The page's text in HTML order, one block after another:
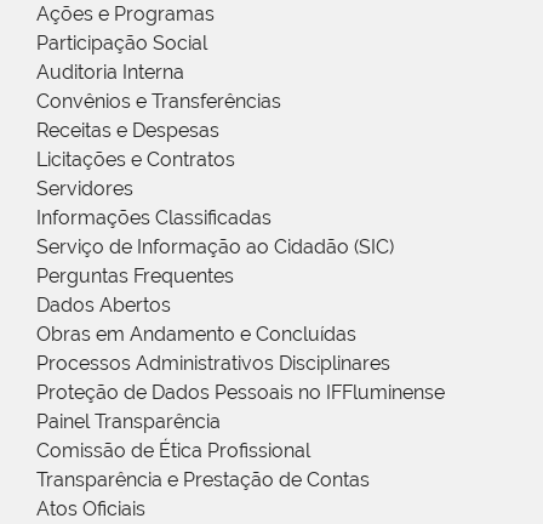
Ações e Programas
Participação Social
Auditoria Interna
Convênios e Transferências
Receitas e Despesas
Licitações e Contratos
Servidores
Informações Classificadas
Serviço de Informação ao Cidadão (SIC)
Perguntas Frequentes
Dados Abertos
Obras em Andamento e Concluídas
Processos Administrativos Disciplinares
Proteção de Dados Pessoais no IFFluminense
Painel Transparência
Comissão de Ética Profissional
Transparência e Prestação de Contas
Atos Oficiais